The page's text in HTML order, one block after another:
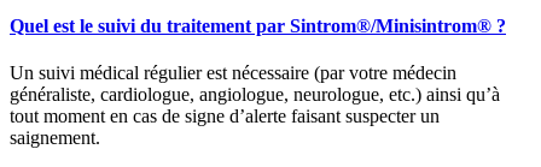
Quel est le suivi du traitement par Sintrom®/Minisintrom® ?
Un suivi médical régulier est nécessaire (par votre médecin
généraliste, cardiologue, angiologue, neurologue, etc.) ainsi qu’à
tout moment en cas de signe d’alerte faisant suspecter un
saignement.